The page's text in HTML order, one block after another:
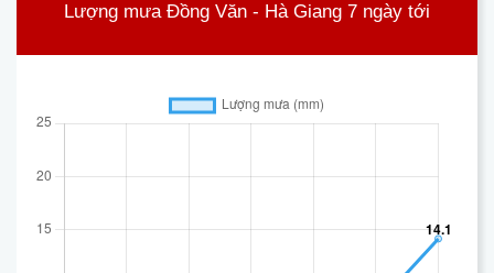
Lượng mưa Đồng Văn - Hà Giang 7 ngày tới